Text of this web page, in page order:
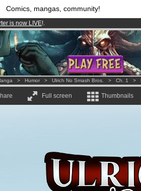
Comics, mangas, community!
is now LIVE!.
membersand 1208comics & mangas!.
from3.95 euros per month !Get membership
> Humor > Ulrich No Smash Bros. > Ch. 1 >
Full screen Thumbnails